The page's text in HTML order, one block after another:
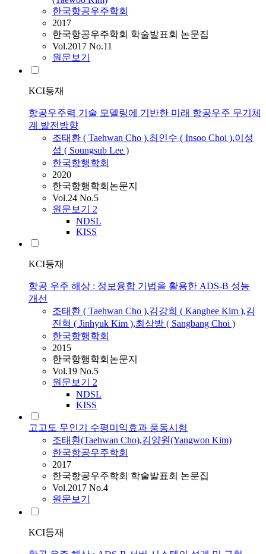
한국항공우주학회
2017
한국항공우주학회 학술발표회 논문집
Vol.2017 No.11
원문보기
KCI등재
항공우주력 기술 모델링에 기반한 미래 항공우주 무기체
계 발전방향
조태환 ( Taehwan Cho ),최인수 ( Insoo Choi ),이성
섭 ( Soungsub Lee )
한국항행학회
2020
한국항행학회논문지
Vol.24 No.5
원문보기 2
NDSL
KISS
KCI등재
항공 우주 해상 : 정보융합 기법을 활용한 ADS-B 성능
개선
조태환 ( Taehwan Cho ),김강희 ( Kanghee Kim ),김
진혁 ( Jinhyuk Kim ),최상방 ( Sangbang Choi )
한국항행학회
2015
한국항행학회논문지
Vol.19 No.5
원문보기 2
NDSL
KISS
고고도 무인기 수평미익효과 풍동시험
조태환(Taehwan Cho),김양원(Yangwon Kim)
한국항공우주학회
2017
한국항공우주학회 학술발표회 논문집
Vol.2017 No.4
원문보기
KCI등재